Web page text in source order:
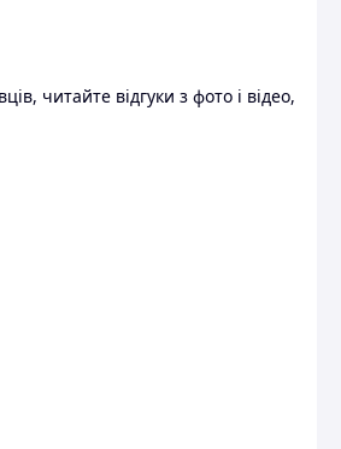
читайте відгуки з фото і відео,